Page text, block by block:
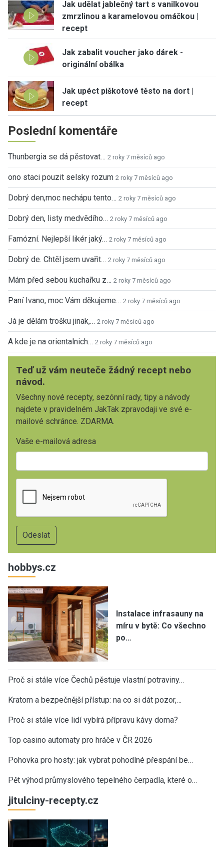
Jak udělat jablečný tart s vanilkovou
zmrzlinou a karamelovou omáčkou |
recept
Jak zabalit voucher jako dárek -
originální obálka
Jak upéct piškotové těsto na dort |
recept
Poslední komentáře
Thunbergia se dá pěstovat… 2 roky 7 měsíců ago
ono staci pouzit selsky rozum 2 roky 7 měsíců ago
Dobrý den,moc nechápu tento… 2 roky 7 měsíců ago
Dobrý den, listy medvědího… 2 roky 7 měsíců ago
Famózní. Nejlepší likér jaký… 2 roky 7 měsíců ago
Dobrý de. Chtěl jsem uvařit… 2 roky 7 měsíců ago
Mám před sebou kuchařku z… 2 roky 7 měsíců ago
Paní Ivano, moc Vám děkujeme… 2 roky 7 měsíců ago
Já je dělám trošku jinak,… 2 roky 7 měsíců ago
A kde je na orientalnich… 2 roky 7 měsíců ago
Teď už vám neuteče žádný recept nebo
návod.
Všechny nové recepty, sezónní rady, tipy a návody
najdete v pravidelném JakTak zpravodaji ve své e-
mailové schránce. ZDARMA.
Vaše e-mailová adresa
hobbys.cz
Instalace infrasauny na
míru v bytě: Co všechno
po…
Proč si stále více Čechů pěstuje vlastní potraviny…
Kratom a bezpečnější přístup: na co si dát pozor,…
Proč si stále více lidí vybírá přípravu kávy doma?
Top casino automaty pro hráče v ČR 2026
Pohovka pro hosty: jak vybrat pohodlné přespání be…
Pět výhod průmyslového tepelného čerpadla, které o…
jitulciny-recepty.cz